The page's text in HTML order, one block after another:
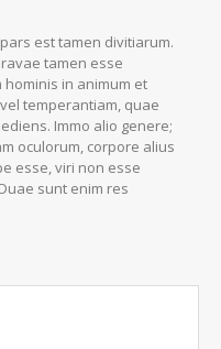
est tamen divitiarum.
tamen esse
in animum et
temperantiam, quae
Immo alio genere;
oculorum, corpore alius
esse, viri non esse
sunt enim res